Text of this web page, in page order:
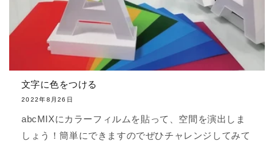
文字に色をつける
2022年8月26日
abcMIXにカラーフィルムを貼って、空間を演出しま
しょう！簡単にできますのでぜひチャレンジしてみて